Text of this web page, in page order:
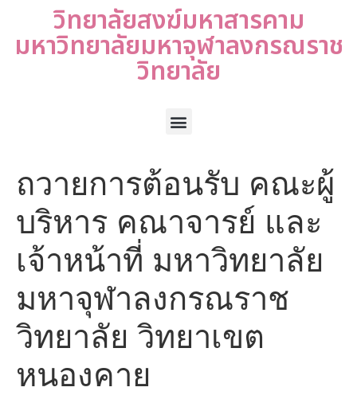
วิทยาลัยสงฆ์มหาสารคาม
มหาวิทยาลัยมหาจุฬาลงกรณราช
วิทยาลัย
ถวายการต้อนรับ คณะผู้
บริหาร คณาจารย์ และ
เจ้าหน้าที่ มหาวิทยาลัย
มหาจุฬาลงกรณราช
วิทยาลัย วิทยาเขต
หนองคาย